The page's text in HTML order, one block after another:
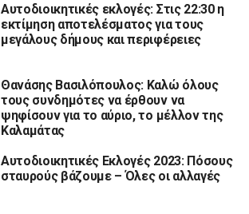
Αυτοδιοικητικές εκλογές: Στις 22:30 η
εκτίμηση αποτελέσματος για τους
μεγάλους δήμους και περιφέρειες
Θανάσης Βασιλόπουλος: Καλώ όλους
τους συνδημότες να έρθουν να
ψηφίσουν για το αύριο, το μέλλον της
Καλαμάτας
Αυτοδιοικητικές Εκλογές 2023: Πόσους
σταυρούς βάζουμε – Όλες οι αλλαγές